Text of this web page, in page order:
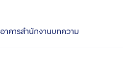
อาคารสำนักงานบทความ